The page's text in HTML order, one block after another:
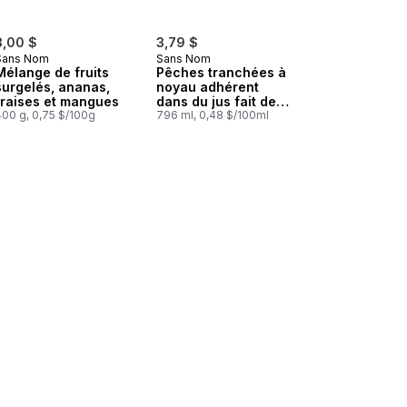
$
Nom
de fruits
ananas,
et mangues
g, 0,75 $/100g
3,79 $
Sans Nom
Pêches tranchées à
noyau adhérent
dans du jus fait de
concentré
796 ml, 0,48 $/100ml
panier à l’italienne au panier